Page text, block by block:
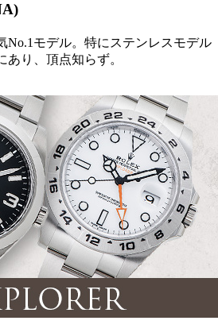
No.1モデル。特にステンレスモデル
り、頂点知らず。